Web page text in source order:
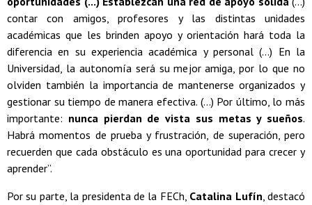
contar con amigos, profesores y las distintas unidades
académicas que les brinden apoyo y orientación hará toda la
diferencia en su experiencia académica y personal (...) En la
Universidad, la autonomía será su mejor amiga, por lo que no
olviden también la importancia de mantenerse organizados y
gestionar su tiempo de manera efectiva. (...) Por último, lo más
importante: nunca pierdan de vista sus metas y sueños.
Habrá momentos de prueba y frustración, de superación, pero
recuerden que cada obstáculo es una oportunidad para crecer y
aprender”.
Por su parte, la presidenta de la FECh, Catalina Lufín, destacó